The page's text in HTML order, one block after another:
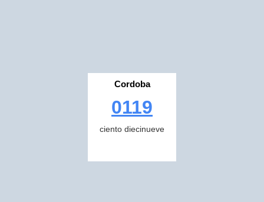
Cordoba
0119
ciento diecinueve